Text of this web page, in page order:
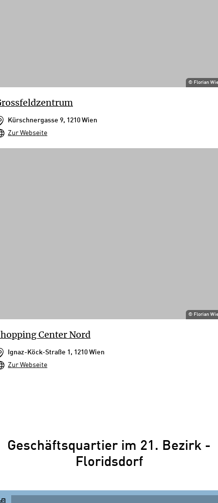
© Florian
Kürschnergasse 9, 1210 Wien
Zur Webseite
© Florian
Center Nord
Ignaz-Köck-Straße 1, 1210 Wien
Zur Webseite
Geschäftsquartier im 21. Bezirk -
Floridsdorf